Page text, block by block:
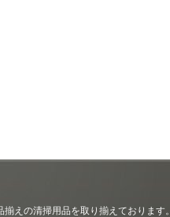
えの清掃用品を取り揃えております。